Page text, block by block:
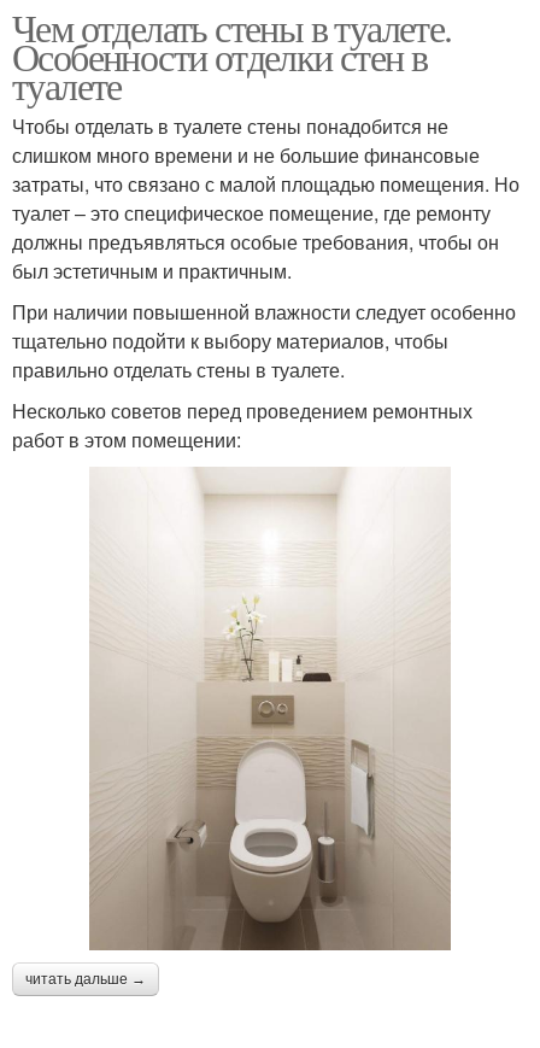
Чем отделать стены в туалете.
Особенности отделки стен в
туалете
Чтобы отделать в туалете стены понадобится не
слишком много времени и не большие финансовые
затраты, что связано с малой площадью помещения. Но
туалет – это специфическое помещение, где ремонту
должны предъявляться особые требования, чтобы он
был эстетичным и практичным.
При наличии повышенной влажности следует особенно
тщательно подойти к выбору материалов, чтобы
правильно отделать стены в туалете.
Несколько советов перед проведением ремонтных
работ в этом помещении:
читать дальше →